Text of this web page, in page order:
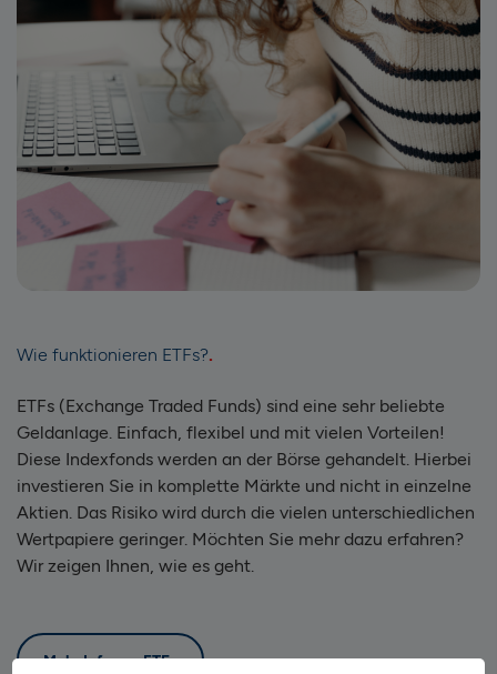
Wie funktionieren ETFs?
ETFs (Exchange Traded Funds) sind eine sehr beliebte
Geldanlage. Einfach, flexibel und mit vielen Vorteilen!
Diese Indexfonds werden an der Börse gehandelt. Hierbei
investieren Sie in komplette Märkte und nicht in einzelne
Aktien. Das Risiko wird durch die vielen unterschiedlichen
Wertpapiere geringer. Möchten Sie mehr dazu erfahren?
Wir zeigen Ihnen, wie es geht.
Mehr Infos zu ETFs